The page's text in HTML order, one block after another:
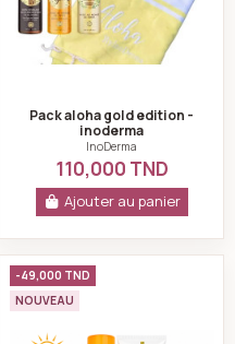
Pack aloha gold edition -
inoderma
InoDerma
110,000 TND
Ajouter au panier
de monoi de tahiti pailletée
-49,000 TND
NOUVEAU